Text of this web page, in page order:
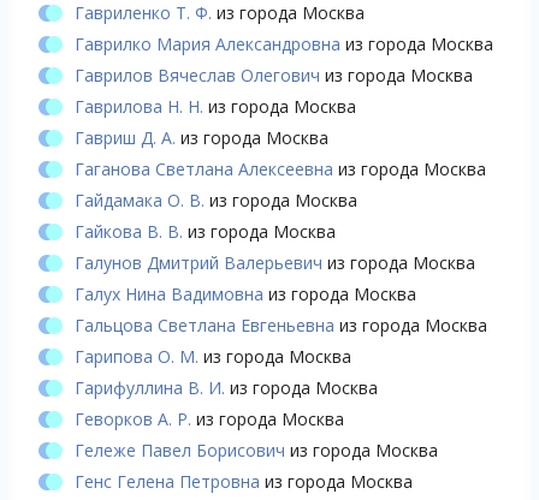
Гавриленко Т. Ф. из города Москва
Гаврилко Мария Александровна из города Москва
Гаврилов Вячеслав Олегович из города Москва
Гаврилова Н. Н. из города Москва
Гавриш Д. А. из города Москва
Гаганова Светлана Алексеевна из города Москва
Гайдамака О. В. из города Москва
Гайкова В. В. из города Москва
Галунов Дмитрий Валерьевич из города Москва
Галух Нина Вадимовна из города Москва
Гальцова Светлана Евгеньевна из города Москва
Гарипова О. М. из города Москва
Гарифуллина В. И. из города Москва
Геворков А. Р. из города Москва
Гележе Павел Борисович из города Москва
Генс Гелена Петровна из города Москва